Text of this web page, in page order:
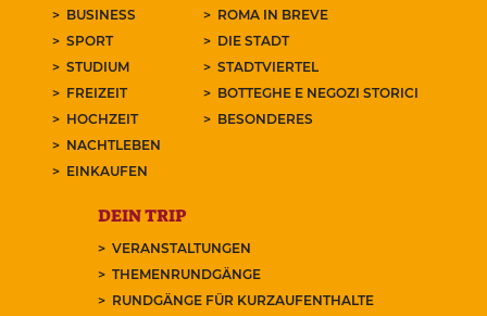
BUSINESS
SPORT
STUDIUM
FREIZEIT
HOCHZEIT
NACHTLEBEN
EINKAUFEN
ROMA IN BREVE
DIE STADT
STADTVIERTEL
BOTTEGHE E NEGOZI STORICI
BESONDERES
DEIN TRIP
VERANSTALTUNGEN
THEMENRUNDGÄNGE
RUNDGÄNGE FÜR KURZAUFENTHALTE